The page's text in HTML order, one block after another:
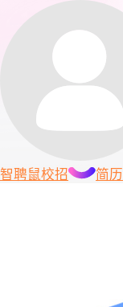
智聘鼠校招 简历